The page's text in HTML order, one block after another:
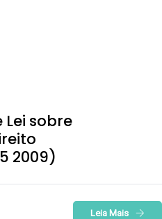
sobre
2009)
Leia Mais